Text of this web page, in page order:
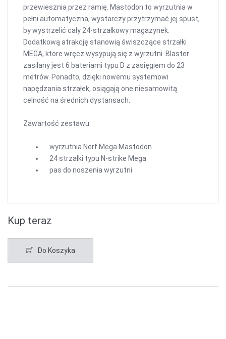
przewiesznia przez ramię. Mastodon to wyrzutnia w
pełni automatyczna, wystarczy przytrzymać jej spust,
by wystrzelić cały 24-strzałkowy magazynek.
Dodatkową atrakcję stanowią świszczące strzałki
MEGA, ktore wręcz wysypują się z wyrzutni. Blaster
zasilany jest 6 bateriami typu D z zasięgiem do 23
metrów. Ponadto, dzięki nowemu systemowi
napędzania strzałek, osiągają one niesamowitą
celność na średnich dystansach.
Zawartość zestawu:
wyrzutnia Nerf Mega Mastodon
24 strzałki typu N-strike Mega
pas do noszenia wyrzutni
Kup teraz
Do Koszyka